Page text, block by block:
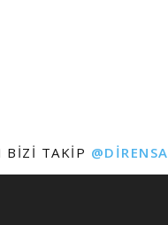
BIZI TAKIP